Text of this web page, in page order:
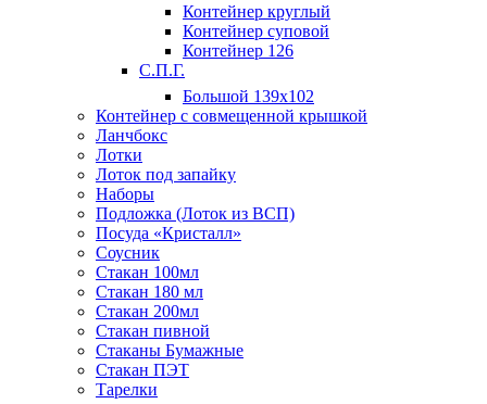
Контейнер круглый
Контейнер суповой
Контейнер 126
С.П.Г.
Большой 139х102
Контейнер с совмещенной крышкой
Ланчбокс
Лотки
Лоток под запайку
Наборы
Подложка (Лоток из ВСП)
Посуда «Кристалл»
Соусник
Стакан 100мл
Стакан 180 мл
Стакан 200мл
Стакан пивной
Стаканы Бумажные
Стакан ПЭТ
Тарелки